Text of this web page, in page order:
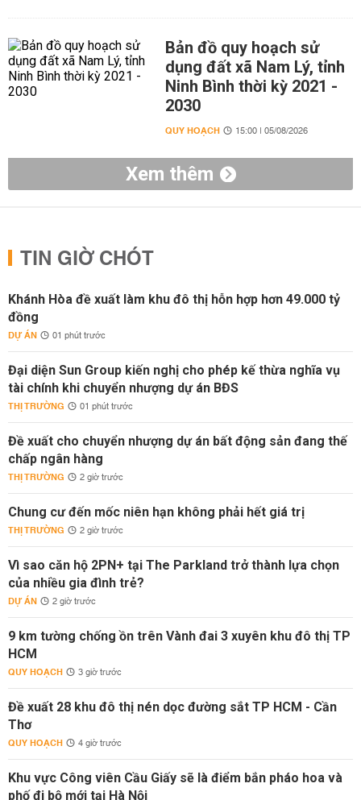
Bản đồ quy hoạch sử
dụng đất xã Nam Lý, tỉnh
Ninh Bình thời kỳ 2021 -
2030
QUY HOẠCH 15:00 | 05/08/2026
Xem thêm
TIN GIỜ CHÓT
Khánh Hòa đề xuất làm khu đô thị hỗn hợp hơn 49.000 tỷ
đồng
DỰ ÁN 01 phút trước
Đại diện Sun Group kiến nghị cho phép kế thừa nghĩa vụ
tài chính khi chuyển nhượng dự án BĐS
THỊ TRƯỜNG 01 phút trước
Đề xuất cho chuyển nhượng dự án bất động sản đang thế
chấp ngân hàng
THỊ TRƯỜNG 2 giờ trước
Chung cư đến mốc niên hạn không phải hết giá trị
THỊ TRƯỜNG 2 giờ trước
Vì sao căn hộ 2PN+ tại The Parkland trở thành lựa chọn
của nhiều gia đình trẻ?
DỰ ÁN 2 giờ trước
9 km tường chống ồn trên Vành đai 3 xuyên khu đô thị TP
HCM
QUY HOẠCH 3 giờ trước
Đề xuất 28 khu đô thị nén dọc đường sắt TP HCM - Cần
Thơ
QUY HOẠCH 4 giờ trước
Khu vực Công viên Cầu Giấy sẽ là điểm bắn pháo hoa và
phố đi bộ mới tại Hà Nội